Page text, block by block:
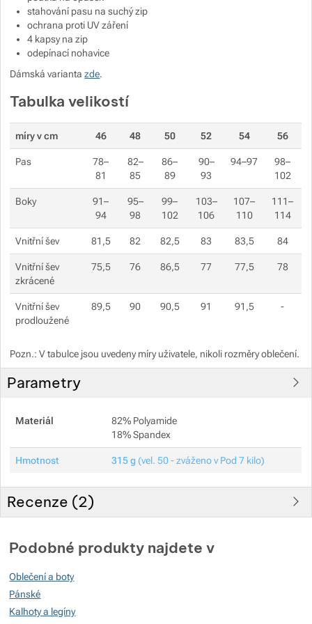
stahování pasu na suchý zip
ochrana proti UV záření
4 kapsy na zip
odepínací nohavice
Dámská variantazde.
Tabulka velikostí
míry v cm 46 48 50 52 54 56
Pas
78–
81
82–
85
86–
89
90–
93
94–97
98–
102
Boky
91–
94
95–
98
99–
102
103–
106
107–
110
111–
114
Vnitřní šev 81,5 82 82,5 83 83,5 84
Vnitřní šev
zkrácené
75,5 76 86,5 77 77,5 78
Vnitřní šev
prodloužené
89,5 90 90,5 91 91,5 -
Pozn.: V tabulce jsou uvedeny míry uživatele, nikoli rozměry oblečení.
Parametry
Materiál
82% Polyamide
18% Spandex
Hmotnost 315 g (vel. 50 - zváženo v Pod 7 kilo)
Recenze (2)
100%
Podobné produkty najdete v
Oblečení a boty
Pánské
Kalhoty a legíny